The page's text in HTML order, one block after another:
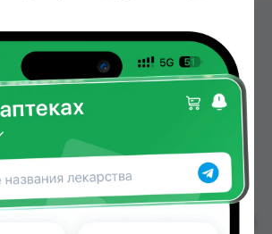
СИРОП
150МЛ можно купить или
Абубакри Карим, Авиценна,
К, Амирӣ, Аптека + 24/7,